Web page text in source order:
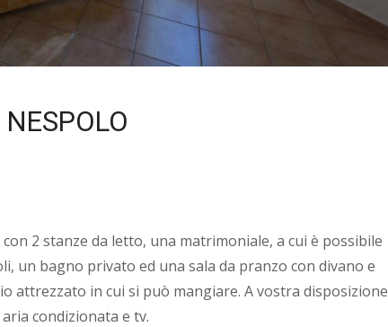
NESPOLO
2 stanze da letto, una matrimoniale, a cui è possibile
un bagno privato ed una sala da pranzo con divano e
attrezzato in cui si può mangiare. A vostra disposizione
condizionata e tv.